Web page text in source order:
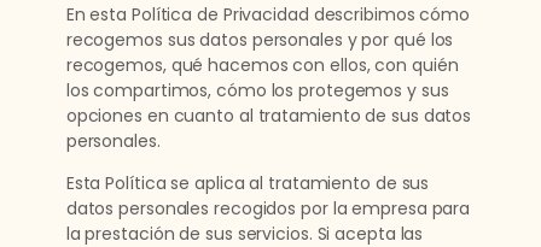
En esta Política de Privacidad describimos cómo
recogemos sus datos personales y por qué los
recogemos, qué hacemos con ellos, con quién
los compartimos, cómo los protegemos y sus
opciones en cuanto al tratamiento de sus datos
personales.
Esta Política se aplica al tratamiento de sus
datos personales recogidos por la empresa para
la prestación de sus servicios. Si acepta las